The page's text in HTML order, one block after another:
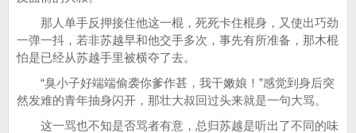
那人单手反押接住他这一棍，死死卡住棍身，又使出巧劲
一弹一抖，若非苏越早和他交手多次，事先有所准备，那木棍
怕是已经从苏越手里被横夺了去。
“臭小子好端端偷袭你爹作甚，我干嫩娘！”感觉到身后突
然发难的青年抽身闪开，那壮大叔回过头来就是一句大骂。
这一骂也不知是否骂者有意，总归苏越是听出了不同的味